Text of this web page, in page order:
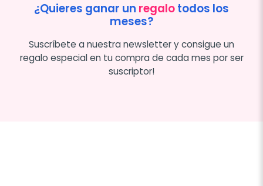
¿Quieres ganar un regalotodos los
meses?
Suscríbete a nuestra newsletter y consigue un
regalo especial en tu compra de cada mes por ser
suscriptor!